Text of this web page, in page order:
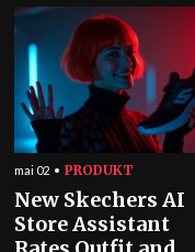
mai 02 PRODUKT
New Skechers AI
Store Assistant